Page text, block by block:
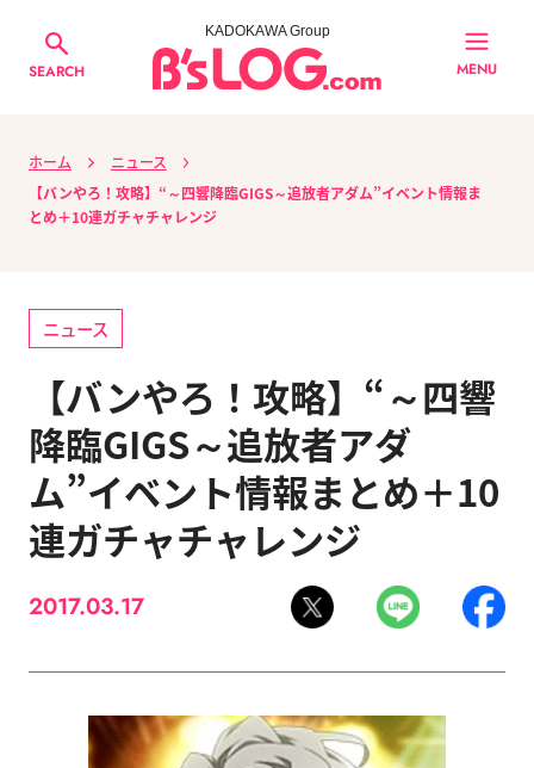
SEARCH
KADOKAWA Group
MENU
ホーム
ニュース
【バンやろ！攻略】“～四響降臨GIGS～追放者アダム”イベント情報ま
とめ＋10連ガチャチャレンジ
ニュース
【バンやろ！攻略】“～四響
降臨GIGS～追放者アダ
ム”イベント情報まとめ＋10
連ガチャチャレンジ
2017.03.17